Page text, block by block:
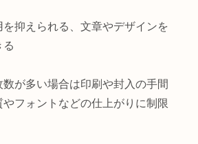
を抑えられる、文章やデザインを
る
数が多い場合は印刷や封入の手間
やフォントなどの仕上がりに制限